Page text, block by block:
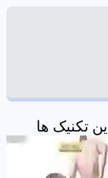
تکنیک ها